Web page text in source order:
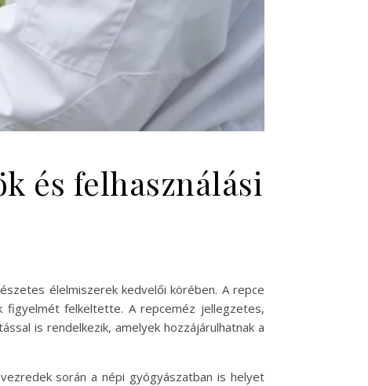
és felhasználási
élelmiszerek kedvelői körében. A repce
figyelmét felkeltette. A repceméz jellegzetes,
is rendelkezik, amelyek hozzájárulhatnak a
során a népi gyógyászatban is helyet